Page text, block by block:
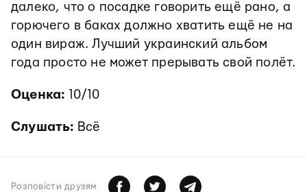
далеко, что о посадке говорить ещё рано, а
горючего в баках должно хватить ещё не на
один вираж. Лучший украинский альбом
года просто не может прерывать свой полёт.
Оценка: 10/10
Слушать: Всё
Розповiсти друзям